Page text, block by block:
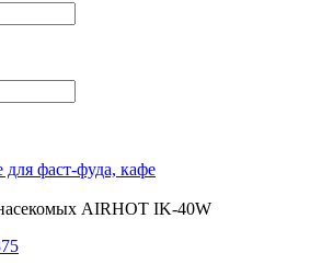
фаст-фуда, кафе
AIRHOT IK-40W